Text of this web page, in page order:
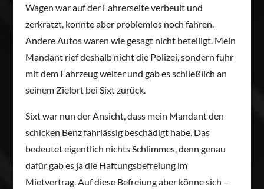
Wagen war auf der Fahrerseite verbeult und
zerkratzt, konnte aber problemlos noch fahren.
Andere Autos waren wie gesagt nicht beteiligt. Mein
Mandant rief deshalb nicht die Polizei, sondern fuhr
mit dem Fahrzeug weiter und gab es schließlich an
seinem Zielort bei Sixt zurück.
Sixt war nun der Ansicht, dass mein Mandant den
schicken Benz fahrlässig beschädigt habe. Das
bedeutet eigentlich nichts Schlimmes, denn genau
dafür gab es ja die Haftungsbefreiung im
Mietvertrag. Auf diese Befreiung aber könne sich –